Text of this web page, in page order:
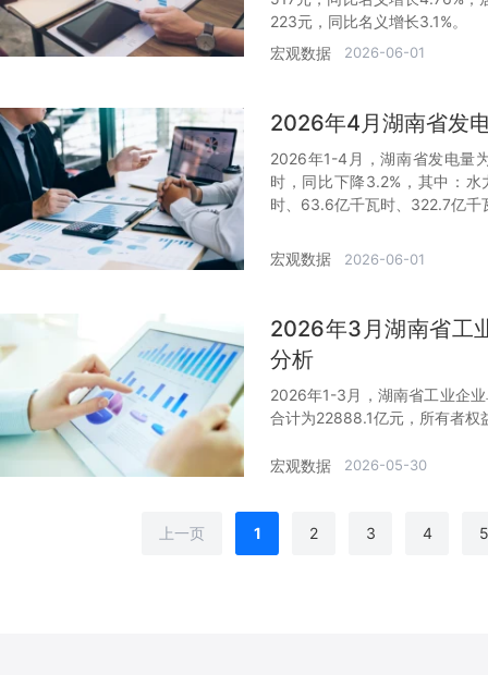
223元，同比名义增长3.1%。
宏观数据
2026-06-01
2026年4月湖南省发
2026年1-4月，湖南省发电量
时，同比下降3.2%，其中：
时、63.6亿千瓦时、322.7亿千
宏观数据 2026-06-01
2026年3月湖南省工
分析
2026年1-3月，湖南省工业企
合计为22888.1亿元，所有者
宏观数据 2026-05-30
上一页 1 2 3 4 5